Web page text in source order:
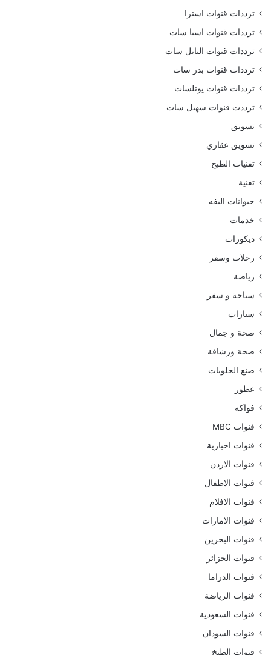
ترددات قنوات استرا
ترددات قنوات اسيا سات
ترددات قنوات النايل سات
ترددات قنوات بدر سات
ترددات قنوات يوتلسات
ترددت قنوات سهيل سات
تسويق
تسويق عقاري
تقنيات الطبخ
تقنية
حيوانات اليفه
خدمات
ديكورات
رحلات وسفر
رياضة
سياحة و سفر
سيارات
صحة و جمال
صحة ورشاقة
صنع الحلويات
عطور
فواكه
قنوات MBC
قنوات اخبارية
قنوات الاردن
قنوات الاطفال
قنوات الافلام
قنوات الامارات
قنوات البحرين
قنوات الجزائر
قنوات الدراما
قنوات الرياضة
قنوات السعودية
قنوات السودان
قنوات الطبخ